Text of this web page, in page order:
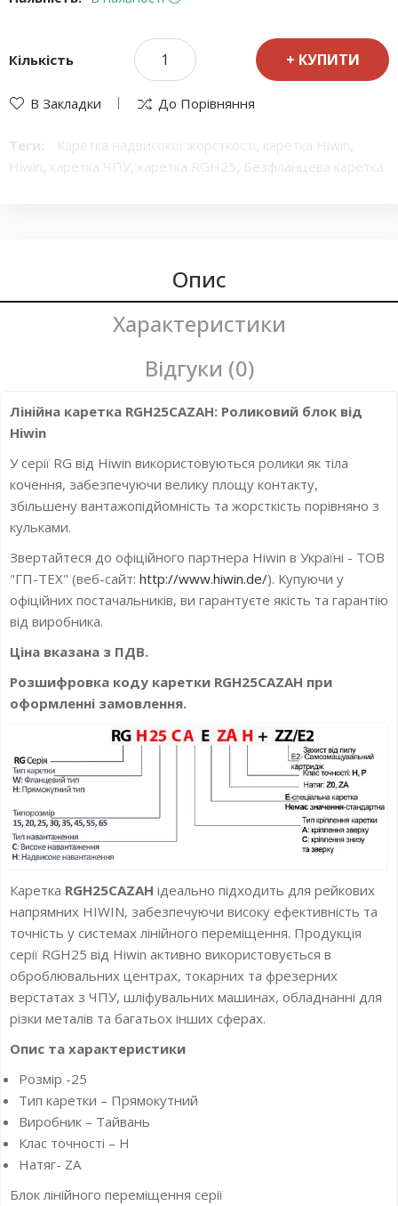
Кількість КУПИТИ
В Закладки До Порівняння
Теги: Каретка надвисокої жорсткості, каретка Hiwin,
Hiwin, каретка ЧПУ , каретка RGH25, Безфланцева каретка
каретка RGH,Безфланцева каретка
Каретка RGH25 HIWIN для рейкової
Каретка RGH25 висока прямокутна
Роликова каретка RGH високої жорсткості
Опис
Характеристики
Відгуки (0)
Лінійна каретка RGH25CAZAH: Роликовий блок від
Hiwin
У серії RG від Hiwin використовуються ролики як тіла
кочення, забезпечуючи велику площу контакту,
збільшену вантажопідйомність та жорсткість порівняно з
кульками.
Звертайтеся до офіційного партнера Hiwin в Україні - ТОВ
"ГП-ТЕХ" (веб-сайт: http://www.hiwin.de/). Купуючи у
офіційних постачальників, ви гарантуєте якість та гарантію
від виробника.
Ціна вказана з ПДВ.
Розшифровка коду каретки RGH25CAZAH при
оформленні замовлення.
Каретка RGH25CAZAH ідеально підходить для рейкових
напрямних HIWIN, забезпечуючи високу ефективність та
точність у системах лінійного переміщення. Продукція
серії RGH25 від Hiwin активно використовується в
оброблювальних центрах, токарних та фрезерних
верстатах з ЧПУ, шліфувальних машинах, обладнанні для
різки металів та багатьох інших сферах.
Опис та характеристики
Розмір -25
Тип каретки – Прямокутний
Виробник – Тайвань
Клас точності – H
Натяг- ZA
Блок лінійного переміщення серії